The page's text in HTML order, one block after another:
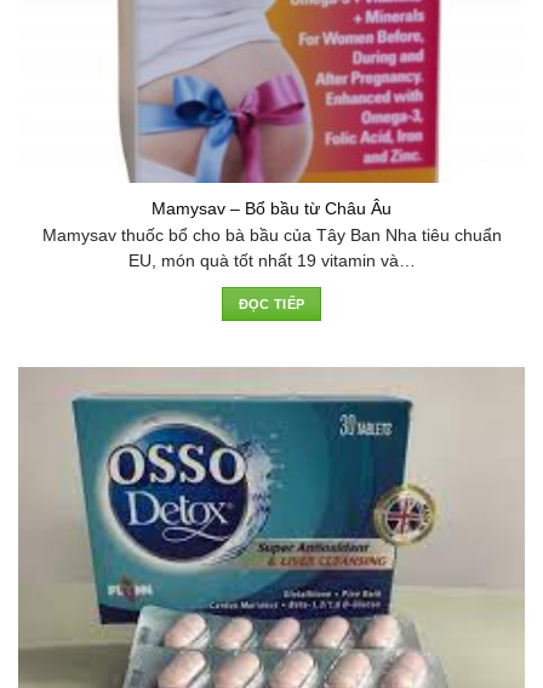
Mamysav – Bổ bầu từ Châu Âu
Mamysav thuốc bổ cho bà bầu của Tây Ban Nha tiêu chuẩn
EU, món quà tốt nhất 19 vitamin và…
ĐỌC TIẾP